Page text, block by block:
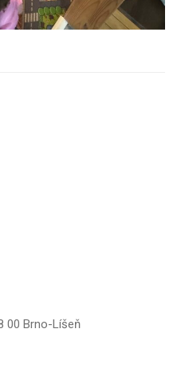
00 Brno-Líšeň